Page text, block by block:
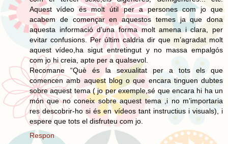
Aquest vídeo és molt útil per a persones com jo que
acabem de començar en aquestos temes ja que dona
aquesta informació d’una forma molt amena i clara, per
evitar confusions. Per últim caldria dir que m’agradat molt
aquest vídeo,ha sigut entretingut y no massa empalgós
com jo hi creia, apte per a qualsevol.
Recomane “Què és la sexualitat per a tots els que
comencen amb aquest blog o que encara tinguen dubtes
sobre aquest tema ( jo per exemple,sé que encara hi ha un
món que no coneix sobre aquest tema ,i no m’importaria
res descobrir-ho si és en vídeos tant instructius i visuals), i
espere que tots el disfruteu com jo.
Respon